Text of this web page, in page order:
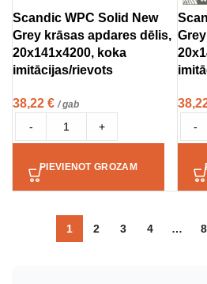
Scandic WPC Solid New
Grey krāsas apdares dēlis,
20x141x4200, koka
imitācijas/rievots
38,22 € / gab
- +
PIEVIENOT GROZAM
-
1 2 3 4 … 8